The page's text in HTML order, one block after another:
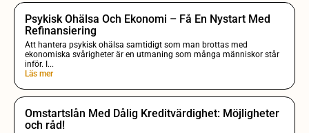
Psykisk Ohälsa Och Ekonomi – Få En Nystart Med
Refinansiering
Att hantera psykisk ohälsa samtidigt som man brottas med
ekonomiska svårigheter är en utmaning som många människor står
inför. I...
Läs mer
Omstartslån Med Dålig Kreditvärdighet: Möjligheter
och råd!